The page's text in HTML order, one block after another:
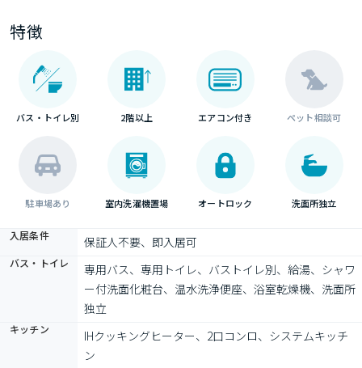
特徴
バス・トイレ別 2階以上 エアコン付き ペット相談可
駐車場あり 室内洗濯機置場 オートロック 洗面所独立
入居条件 保証人不要、即入居可
バス・トイレ
専用バス、専用トイレ、バストイレ別、給湯、シャワ
ー付洗面化粧台、温水洗浄便座、浴室乾燥機、洗面所
独立
キッチン
IHクッキングヒーター、2口コンロ、システムキッチ
ン